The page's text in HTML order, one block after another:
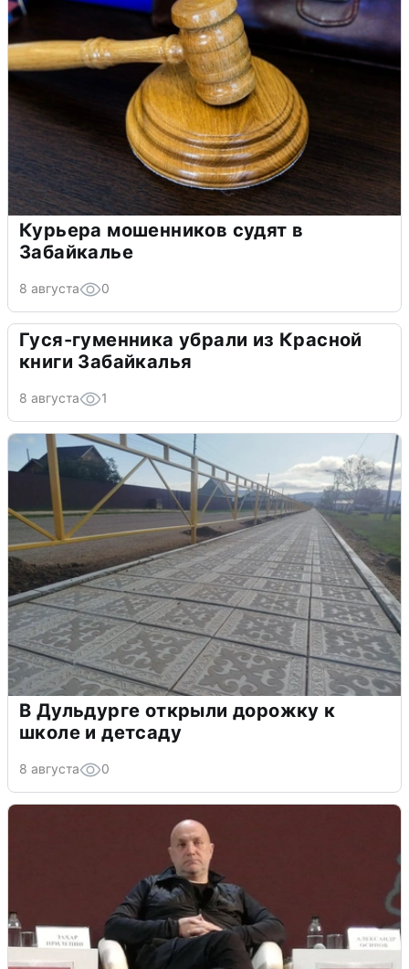
Курьера мошенников судят в
Забайкалье
8 августа 0
Гуся-гуменника убрали из Красной
книги Забайкалья
8 августа 1
В Дульдурге открыли дорожку к
школе и детсаду
8 августа 0